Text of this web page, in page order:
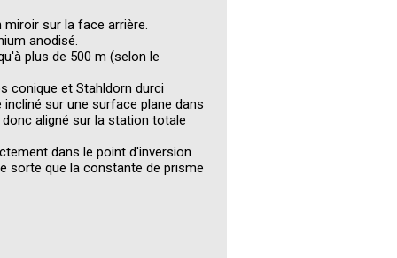
sur la face arrière.
anodisé.
plus de 500 m (selon le
conique et Stahldorn durci
sur une surface plane dans
aligné sur la station totale
dans le point d'inversion
sorte que la constante de prisme